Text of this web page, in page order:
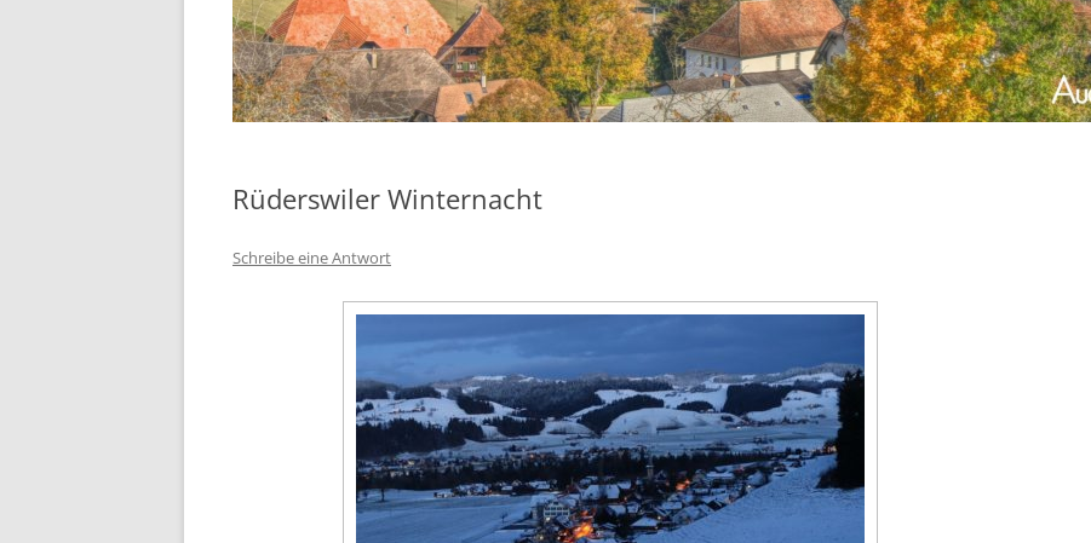
Rüderswiler Winternacht
Schreibe eine Antwort